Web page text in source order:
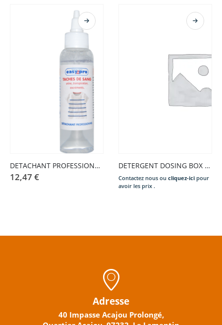
DETACHANT PROFESSIONNEL TACHES DE SANG 100 ML
12,47 €
DETERGENT DOSING BOX MYPRO
Contactez nous ou cliquez-ici pour
avoir les prix .
Adresse
40 Impasse Acajou Prolongé,